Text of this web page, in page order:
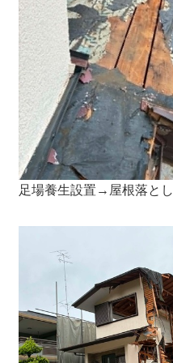
足場養生設置→屋根落とし